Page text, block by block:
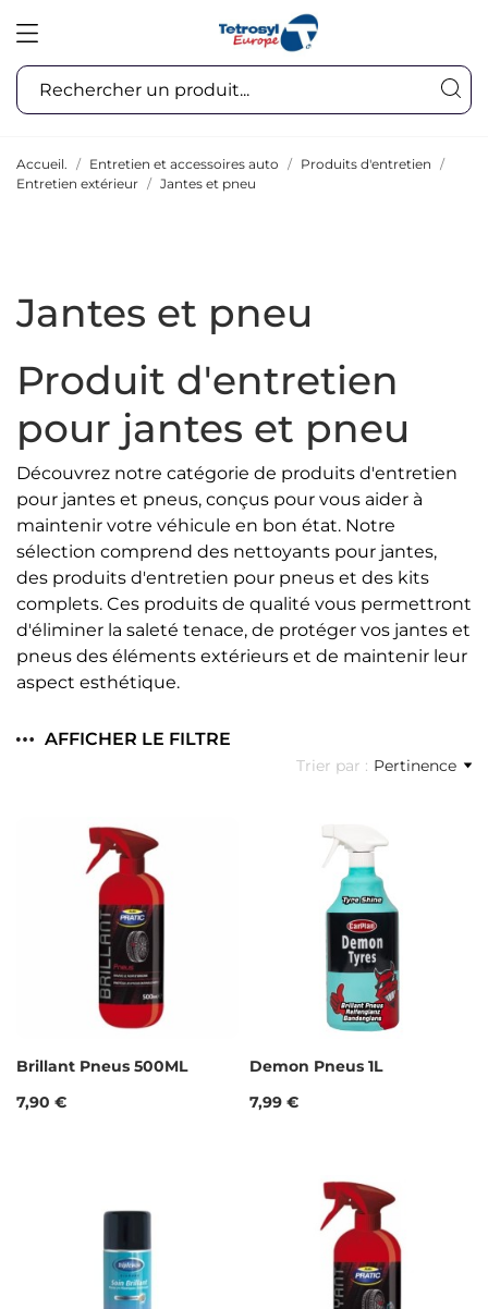
Accueil. Entretien et accessoires auto
Produits d'entretien
Entretien extérieur
Jantes et pneu
Jantes et pneu
Produit d'entretien
pour jantes et pneu
Découvrez notre catégorie de produits d'entretien
pour jantes et pneus, conçus pour vous aider à
maintenir votre véhicule en bon état. Notre
sélection comprend des nettoyants pour jantes,
des produits d'entretien pour pneus et des kits
complets. Ces produits de qualité vous permettront
d'éliminer la saleté tenace, de protéger vos jantes et
pneus des éléments extérieurs et de maintenir leur
aspect esthétique.
Trier par : Pertinence
AFFICHER LE FILTRE
Brillant Pneus 500ML
Prix
7,90 €
Demon Pneus 1L
Prix
7,99 €